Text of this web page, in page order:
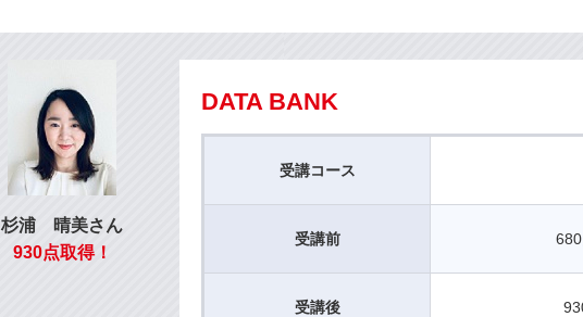
杉浦 晴美さん
930点取得！
DATA BANK
受講コース
受講前
受講後